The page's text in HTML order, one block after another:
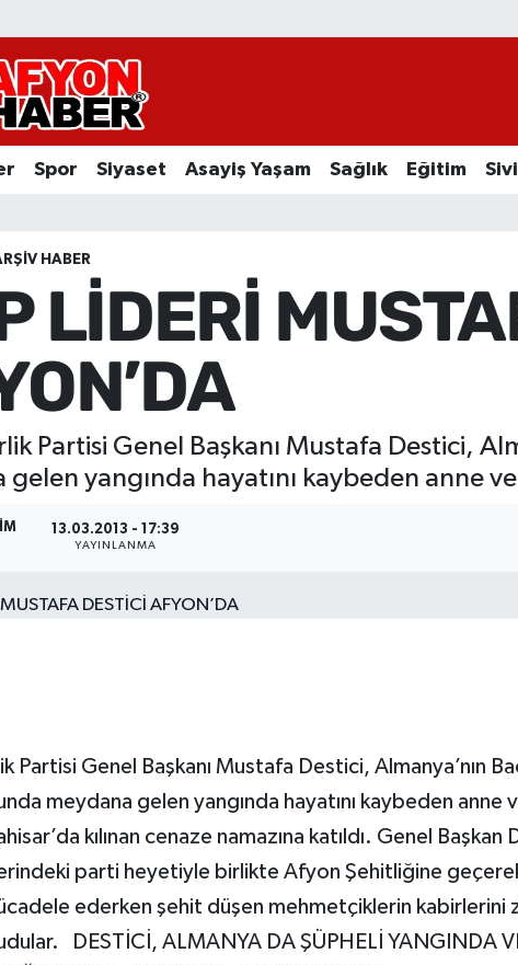
Spor Siyaset Asayiş Yaşam Sağlık Eğitim
HABER
LİDERİ
Partisi Genel Başkanı Mustafa Destici,
gelen yangında hayatını kaybeden anne
13.03.2013 - 17:39
YAYINLANMA
Partisi Genel Başkanı Mustafa Destici, Almanya’nın
meydana gelen yangında hayatını kaybeden anne
kılınan cenaze namazına katıldı. Genel
parti heyetiyle birlikte Afyon Şehitliğine
ederken şehit düşen mehmetçiklerin kabirlerini
DESTİCİ, ALMANYA DA ŞÜPHELİ YANGINDA